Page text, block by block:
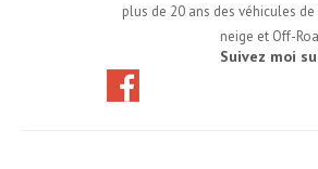
plus de 20 ans des véhicules
neige et Off-
Suivez moi